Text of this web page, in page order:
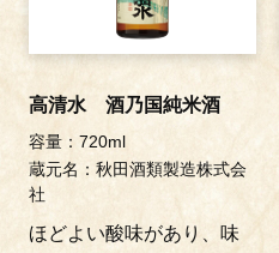
高清水 酒乃国純米酒
容量：720ml
蔵元名：秋田酒類製造株式会
社
ほどよい酸味があり、味